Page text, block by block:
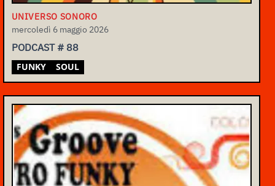
UNIVERSO SONORO
mercoledì 6 maggio 2026
PODCAST # 88
FUNKY SOUL